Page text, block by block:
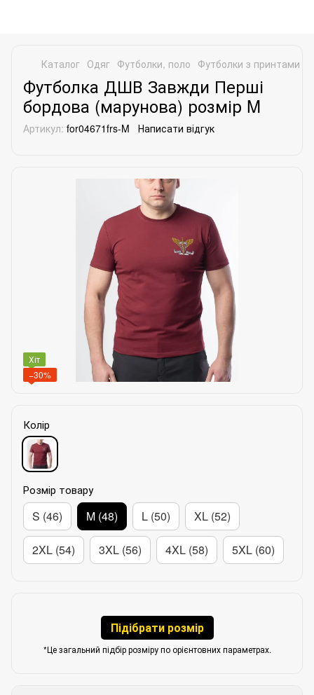
Каталог Одяг Футболки, поло Футболки з принтами
Футболка ДШВ Завжди Перші
бордова (марунова) розмір M
Артикул: for04671frs-M Написати відгук
Хіт
−30%
Колір
Розмір товару
S (46) M (48) L (50) XL (52)
2XL (54) 3XL (56) 4XL (58) 5XL (60)
Підібрати розмір
*Це загальний підбір розміру по орієнтовних параметрах.